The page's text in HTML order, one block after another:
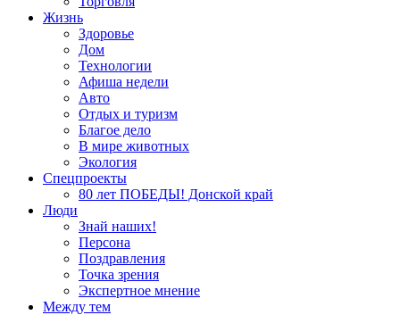
Жизнь
Здоровье
Дом
Технологии
Афиша недели
Авто
Отдых и туризм
Благое дело
В мире животных
Экология
Спецпроекты
80 лет ПОБЕДЫ! Донской край
Люди
Знай наших!
Персона
Поздравления
Точка зрения
Экспертное мнение
Между тем